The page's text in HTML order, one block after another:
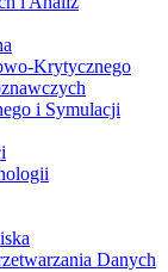
Krytycznego
i Symulacji
Danych